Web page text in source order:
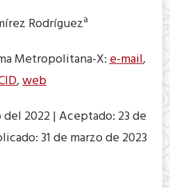
Rodrígueza
Metropolitana-X:e-mail,
,web
2022 | Aceptado: 23 de
31 de marzo de 2023